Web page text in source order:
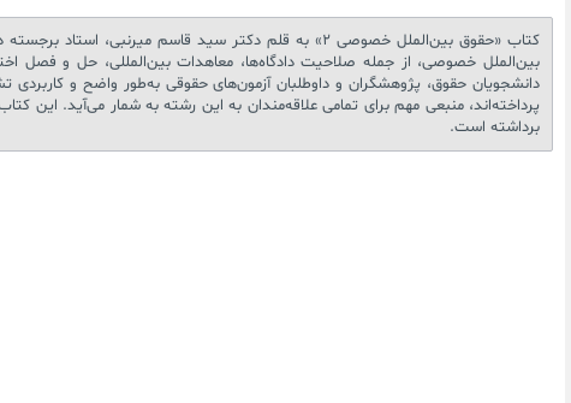
کتاب «حقوق بین‌الملل خصوصی ۲» به قلم دکتر سید
بین‌الملل خصوصی، از جمله صلاحیت دادگاه‌ها، معاهدات بین‌المللی، حل و فصل
دانشجویان حقوق، پژوهشگران و داوطلبان آزمون‌های حقوقی به‌طور واضح و
پرداخته‌اند، منبعی مهم برای تمامی علاقه‌مندان به این رشته به شمار می‌آید.
برداشته است.